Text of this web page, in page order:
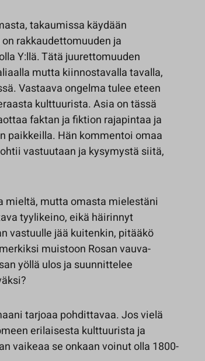
takaumissa käydään
rakkaudettomuuden ja
Y:llä. Tätä juurettomuuden
mutta kiinnostavalla tavalla,
Vastaava ongelma tulee eteen
kulttuurista. Asia on tässä
faktan ja fiktion rajapintaa ja
paikkeilla. Hän kommentoi omaa
vastuutaan ja kysymystä siitä,
mieltä, mutta omasta mielestäni
tyylikeino, eikä häirinnyt
vastuulle jää kuitenkin, pitääkö
muistoon Rosan vauva-
yöllä ulos ja suunnittelee
tarjoaa pohdittavaa. Jos vielä
erilaisesta kulttuurista ja
vaikeaa se onkaan voinut olla 1800-